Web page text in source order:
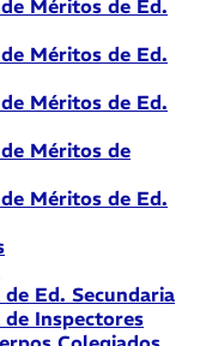
Méritos de Ed.
Méritos de Ed.
Méritos de Ed.
Méritos de
Méritos de Ed.
Ed. Secundaria
Inspectores